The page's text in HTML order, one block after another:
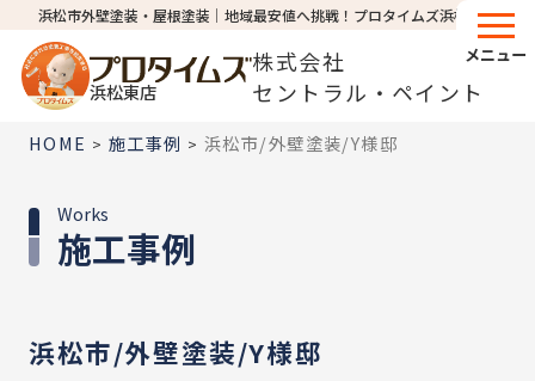
浜松市外壁塗装・屋根塗装│地域最安値へ挑戦！プロタイムズ浜松東店
浜松東店
株式会社
セントラル・ペイント
メニュー
HOME > 施工事例 >浜松市/外壁塗装/Y様邸
施工事例
Works
浜松市/外壁塗装/Y様邸